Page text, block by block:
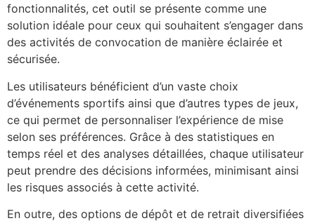
fonctionnalités, cet outil se présente comme une
solution idéale pour ceux qui souhaitent s’engager dans
des activités de convocation de manière éclairée et
sécurisée.
Les utilisateurs bénéficient d’un vaste choix
d’événements sportifs ainsi que d’autres types de jeux,
ce qui permet de personnaliser l’expérience de mise
selon ses préférences. Grâce à des statistiques en
temps réel et des analyses détaillées, chaque utilisateur
peut prendre des décisions informées, minimisant ainsi
les risques associés à cette activité.
En outre, des options de dépôt et de retrait diversifiées